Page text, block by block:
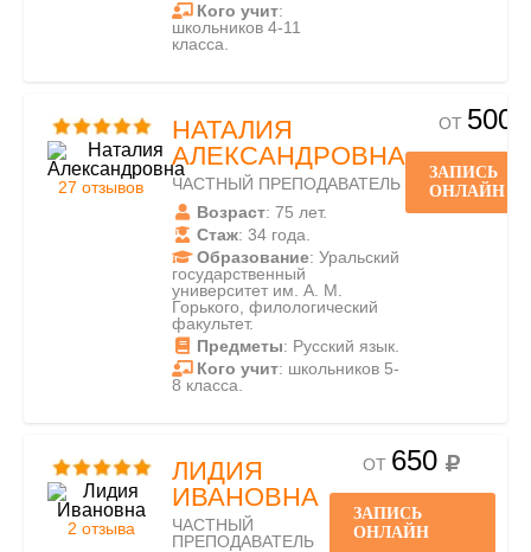
Кого учит:
школьников 4-11
класса.
27 отзывов
НАТАЛИЯ
АЛЕКСАНДРОВНА
ЧАСТНЫЙ ПРЕПОДАВАТЕЛЬ
Возраст: 75 лет.
Стаж: 34 года.
Образование: Уральский
государственный
университет им. А. М.
Горького, филологический
факультет.
Предметы: Русский язык.
Кого учит: школьников 5-
8 класса.
ОТ 500
ЗАПИСЬ
ОНЛАЙН
2 отзыва
ЛИДИЯ
ИВАНОВНА
ЧАСТНЫЙ
ПРЕПОДАВАТЕЛЬ
ОТ 650
ЗАПИСЬ
ОНЛАЙН